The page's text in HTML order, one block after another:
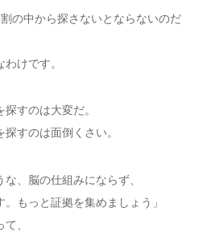
の中から探さないとならないのだ
けです。
すのは大変だ。
すのは面倒くさい。
、脳の仕組みにならず、
。もっと証拠を集めましょう」
、